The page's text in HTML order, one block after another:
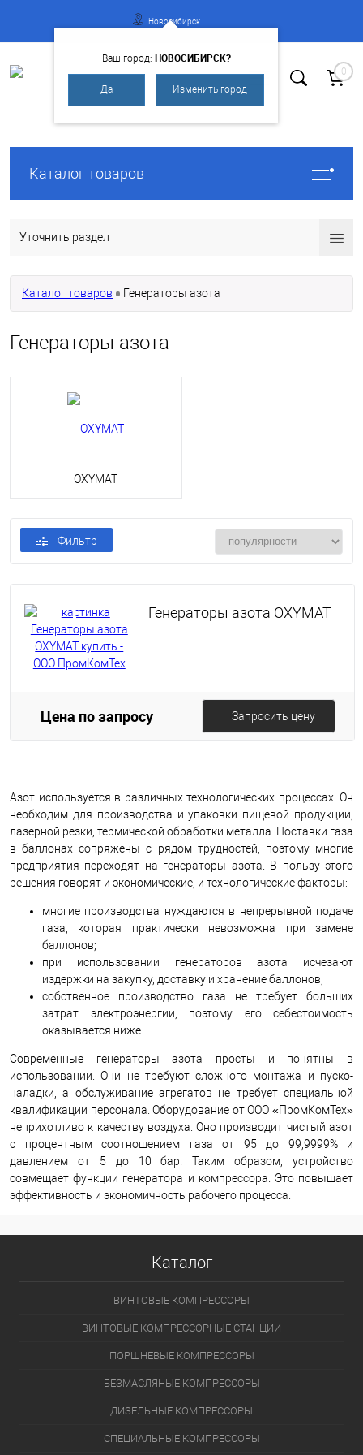
Регистрация
Новосибирск
Ваш город: НОВОСИБИРСК?
Да Изменить город
0
Каталог товаров
Уточнить раздел
Каталог товаров Генераторы азота
Генераторы азота
OXYMAT
Фильтр
Генераторы азота OXYMAT
Цена по запросу Запросить цену
Азот используется в различных технологических процессах. Он
необходим для производства и упаковки пищевой продукции,
лазерной резки, термической обработки металла. Поставки газа
в баллонах сопряжены с рядом трудностей, поэтому многие
предприятия переходят на генераторы азота. В пользу этого
решения говорят и экономические, и технологические факторы:
многие производства нуждаются в непрерывной подаче
газа, которая практически невозможна при замене
баллонов;
при использовании генераторов азота исчезают
издержки на закупку, доставку и хранение баллонов;
собственное производство газа не требует больших
затрат электроэнергии, поэтому его себестоимость
оказывается ниже.
Современные генераторы азота просты и понятны в
использовании. Они не требуют сложного монтажа и пуско-
наладки, а обслуживание агрегатов не требует специальной
квалификации персонала. Оборудование от ООО «ПромКомТех»
неприхотливо к качеству воздуха. Оно производит чистый азот
с процентным соотношением газа от 95 до 99,9999% и
давлением от 5 до 10 бар. Таким образом, устройство
совмещает функции генератора и компрессора. Это повышает
эффективность и экономичность рабочего процесса.
Каталог
ВИНТОВЫЕ КОМПРЕССОРЫ
ВИНТОВЫЕ КОМПРЕССОРНЫЕ СТАНЦИИ
ПОРШНЕВЫЕ КОМПРЕССОРЫ
БЕЗМАСЛЯНЫЕ КОМПРЕССОРЫ
ДИЗЕЛЬНЫЕ КОМПРЕССОРЫ
СПЕЦИАЛЬНЫЕ КОМПРЕССОРЫ